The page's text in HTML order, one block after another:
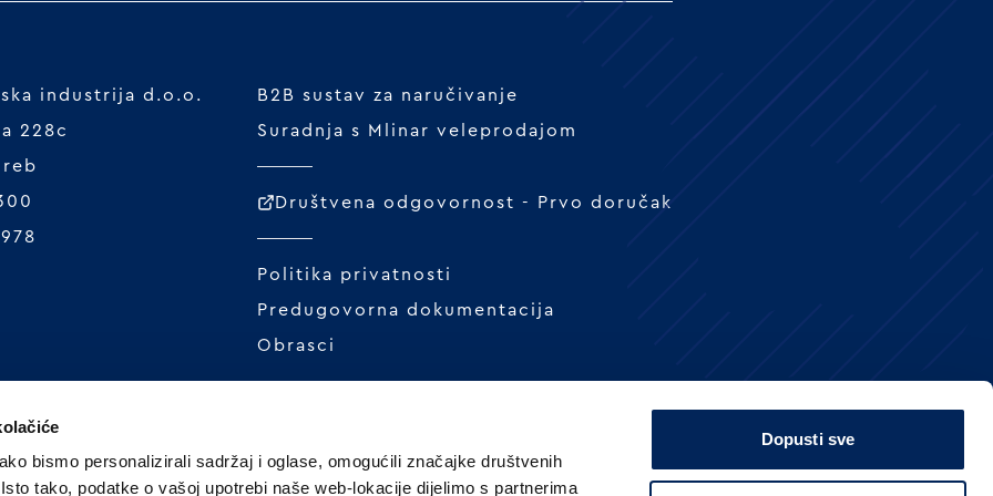
bismo personalizirali sadržaj i oglase, omogućili značajke društvenih
tako, podatke o vašoj upotrebi naše web-lokacije dijelimo s partnerima
Dopusti sve
industrija d.o.o.
228c
B2B sustav za naručivanje
Suradnja s Mlinar veleprodajom
Društvena odgovornost - Prvo doručak
Politika privatnosti
Predugovorna dokumentacija
Obrasci